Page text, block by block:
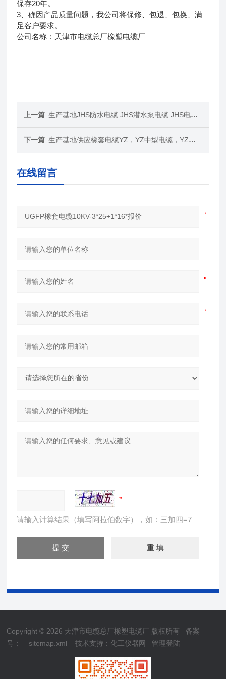
保存20年。
3、确因产品质量问题，我公司将保修、包退、包换、满
足客户要求。
公司名称：天津市电缆总厂橡塑电缆厂
上一篇 生产基地JHS防水电缆 JHS潜水泵电缆 JHS电缆厂家
下一篇 生产基地供应橡套电缆YZ，YZ中型电缆，YZW电缆价格
在线留言
请输入计算结果（填写阿拉伯数字），如：三加四=7
Copyright © 2026 天津市电缆总厂橡塑电缆厂 版权所有 备案
号：
sitemap.xml 技术支持：化工仪器网 管理登陆